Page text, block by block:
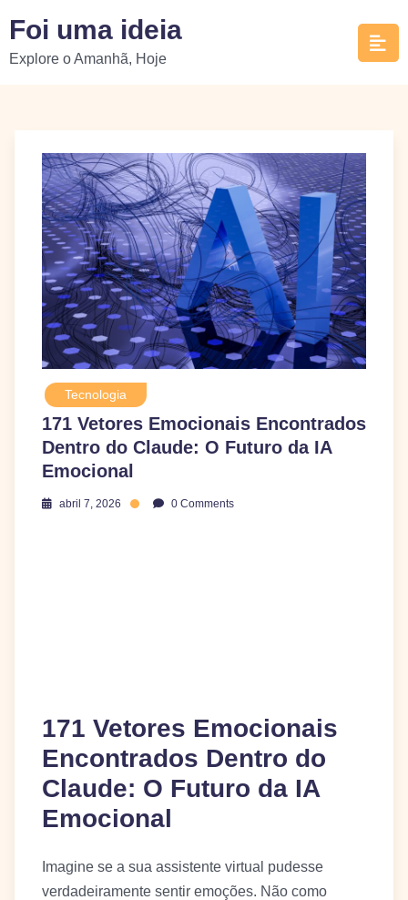
content
Foi uma ideia
Explore o Amanhã, Hoje
Tecnologia
171 Vetores Emocionais Encontrados
Dentro do Claude: O Futuro da IA
Emocional
abril 7, 2026 0 Comments
171 Vetores Emocionais
Encontrados Dentro do
Claude: O Futuro da IA
Emocional
Imagine se a sua assistente virtual pudesse
verdadeiramente sentir emoções. Não como